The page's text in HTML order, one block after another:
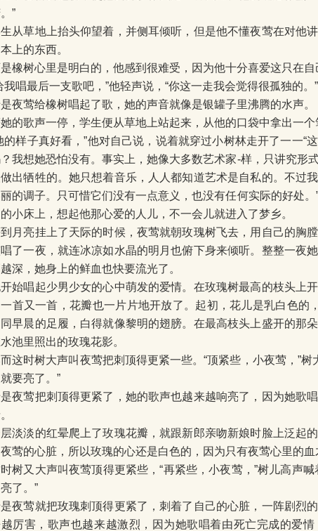
”
从草地上抬头仰望着，并侧耳倾听，但是他不懂夜莺在对他
上的东西。
橡树心里是明白的，他感到很难受，因为他十分喜爱这只在自
我唱最后一支歌吧，”他轻声说，“你这一走我会觉得很孤独的。”
夜莺给橡树唱起了歌，她的声音就像是银罐子里沸腾的水声。
的歌声一停，学生便从草地上站起来，从他的口袋中拿出一个
的样子真好看，”他对自己说，说着就穿过小树林走开了一一“
我想她恐怕没有。事实上，她像大多数艺术家-样，只讲究形
出牺牲的。她只想着音乐，人人都知道艺术是自私的。不过
的调子。只可惜它们没有一点意义，也没有任何实际的好处
小床上，想起他那心爱的人儿，不一会儿就进入了梦乡。
月亮挂上了天际的时候，夜莺就朝玫瑰树飞去，用自己的胸
了一夜，就连冰凉如水晶的明月也俯下身来倾听。整整一夜
深，她身上的鲜血也快要流光了。
始唱起少男少女的心中萌发的爱情。在玫瑰树最高的枝头上
首又一首，花瓣也一片片地开放了。起初，花儿是乳白色的
早晨的足履，白得就像黎明的翅膀。在最高枝头上盛开的那
池里照出的玫瑰花影。
这时树大声叫夜莺把刺顶得更紧一些。“顶紧些，小夜莺，”树
要亮了。”
夜莺把刺顶得更紧了，她的歌声也越来越响亮了，因为她歌
淡淡的红晕爬上了玫瑰花瓣，就跟新郎亲吻新娘时脸上泛起
莺的心脏，所以玫瑰的心还是白色的，因为只有夜莺心里的血
树又大声叫夜莺顶得更紧些，“再紧些，小夜莺，”树儿高声
了。”
夜莺就把玫瑰刺顶得更紧了，刺着了自己的心脏，一阵剧烈
厉害，歌声也越来越激烈，因为她歌唱着由死亡完成的爱